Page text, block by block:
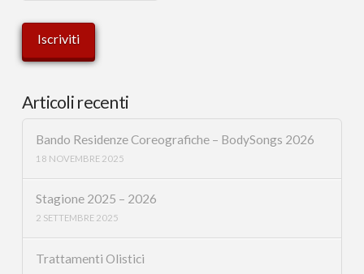
Articoli recenti
Bando Residenze Coreografiche – BodySongs 2026
18 NOVEMBRE 2025
Stagione 2025 – 2026
2 SETTEMBRE 2025
Trattamenti Olistici